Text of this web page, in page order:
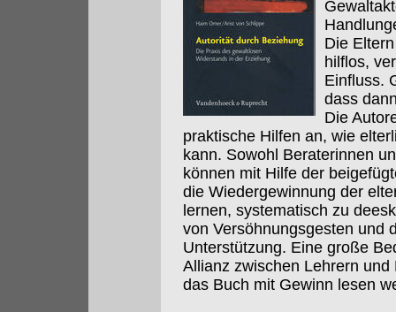
Die
hilflos,
Einfluss.
dass
Die
praktische Hilfen an, wie
kann. Sowohl Beraterinnen
können mit Hilfe der
die Wiedergewinnung der
lernen, systematisch zu
von Versöhnungsgesten und
Unterstützung. Eine große
Allianz zwischen Lehrern
das Buch mit Gewinn lesen